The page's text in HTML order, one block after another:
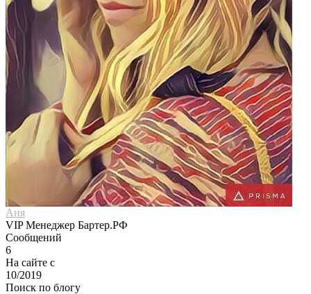
Аня
VIP Менеджер Бартер.РФ
Сообщений
6
На сайте с
10/2019
Поиск по блогу